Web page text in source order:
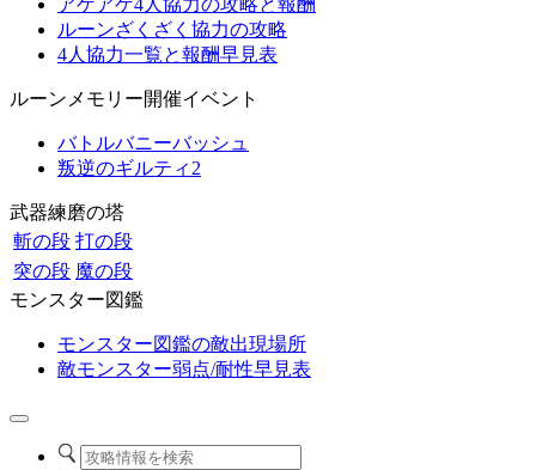
アゲアゲ4人協力の攻略と報酬
ルーンざくざく協力の攻略
4人協力一覧と報酬早見表
ルーンメモリー開催イベント
バトルバニーバッシュ
叛逆のギルティ2
武器練磨の塔
斬の段 打の段
突の段 魔の段
モンスター図鑑
モンスター図鑑の敵出現場所
敵モンスター弱点/耐性早見表